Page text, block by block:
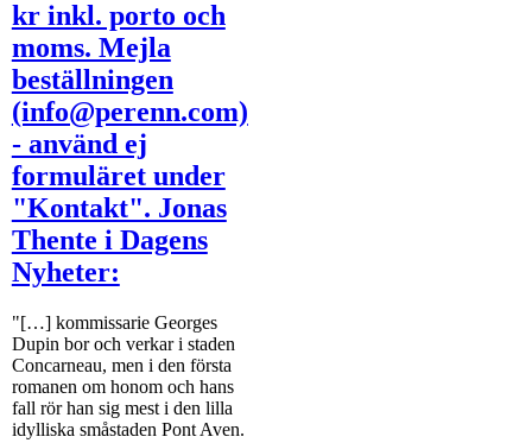
kr inkl. porto och
moms. Mejla
beställningen
(info@perenn.com)
- använd ej
formuläret under
"Kontakt". Jonas
Thente i Dagens
Nyheter:
"[…] kommissarie Georges
Dupin bor och verkar i staden
Concarneau, men i den första
romanen om honom och hans
fall rör han sig mest i den lilla
idylliska småstaden Pont Aven.